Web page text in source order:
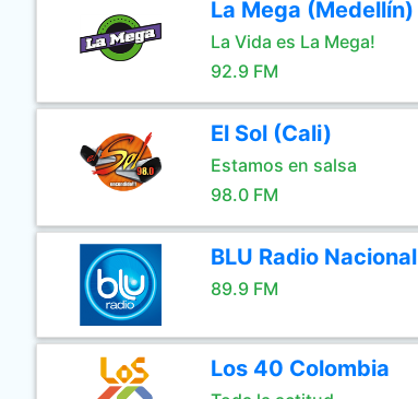
La Mega (Medellín)
La Vida es La Mega!
92.9 FM
El Sol (Cali)
Estamos en salsa
98.0 FM
BLU Radio Nacional
89.9 FM
Los 40 Colombia